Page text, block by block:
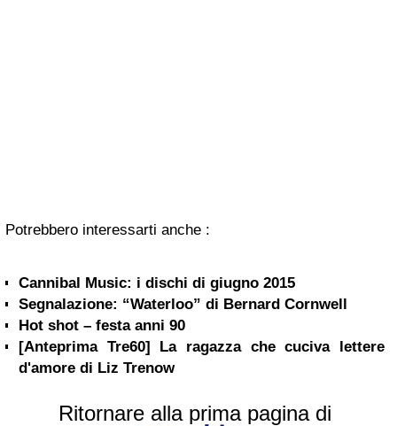
Potrebbero interessarti anche :
Cannibal Music: i dischi di giugno 2015
Segnalazione: “Waterloo” di Bernard Cornwell
Hot shot – festa anni 90
[Anteprima Tre60] La ragazza che cuciva lettere
d'amore di Liz Trenow
Ritornare alla prima pagina di